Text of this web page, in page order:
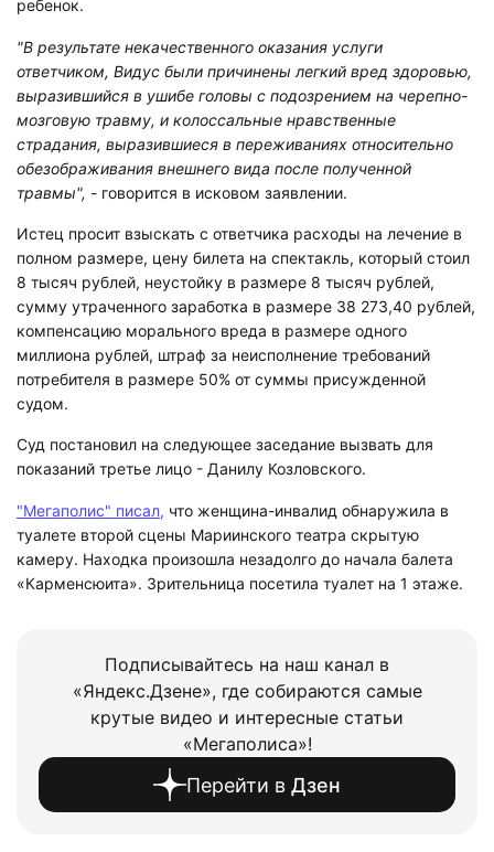
ребенок.
"В результате некачественного оказания услуги
ответчиком, Видус были причинены легкий вред здоровью,
выразившийся в ушибе головы с подозрением на черепно-
мозговую травму, и колоссальные нравственные
страдания, выразившиеся в переживаниях относительно
обезображивания внешнего вида после полученной
травмы", - говорится в исковом заявлении.
Истец просит взыскать с ответчика расходы на лечение в
полном размере, цену билета на спектакль, который стоил
8 тысяч рублей, неустойку в размере 8 тысяч рублей,
сумму утраченного заработка в размере 38 273,40 рублей,
компенсацию морального вреда в размере одного
миллиона рублей, штраф за неисполнение требований
потребителя в размере 50% от суммы присужденной
судом.
Суд постановил на следующее заседание вызвать для
показаний третье лицо - Данилу Козловского.
"Мегаполис" писал, что женщина-инвалид обнаружила в
туалете второй сцены Мариинского театра скрытую
камеру. Находка произошла незадолго до начала балета
«Карменсюита». Зрительница посетила туалет на 1 этаже.
Подписывайтесь на наш канал в
«Яндекс.Дзене», где собираются самые
крутые видео и интересные статьи
«Мегаполиса»!
Перейти в Дзен